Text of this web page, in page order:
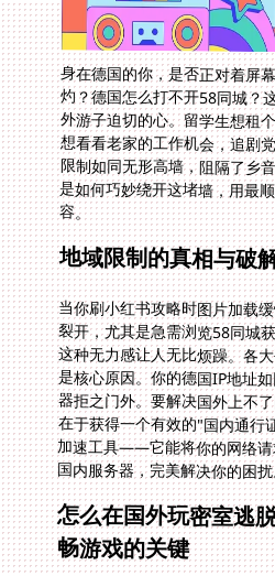
身在德国的你，是否正对着屏
灼？德国怎么打不开58同城？这
外游子迫切的心。留学生想租个
想看看老家的工作机会，追剧
限制如同无形高墙，阻隔了乡音
是如何巧妙绕开这堵墙，用最顺
容。
地域限制的真相与破
当你刷小红书攻略时图片加载
裂开，尤其是急需浏览58同城
这种无力感让人无比烦躁。各
是核心原因。你的德国IP地址
器拒之门外。要解决国外上不
在于获得一个有效的"国内通
加速工具——它能将你的网络
国内服务器，完美解决你的困
怎么在国外玩密室逃
畅游戏的关键